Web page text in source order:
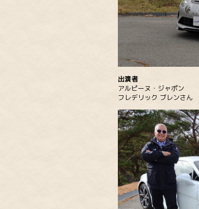
出演者
アルピーヌ・ジャポン
フレデリック ブレンさん